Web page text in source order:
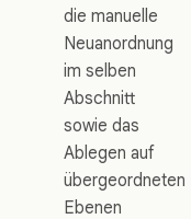
die manuelle
Neuanordnung
im selben
Abschnitt
sowie das
Ablegen auf
übergeordneten
Ebenen